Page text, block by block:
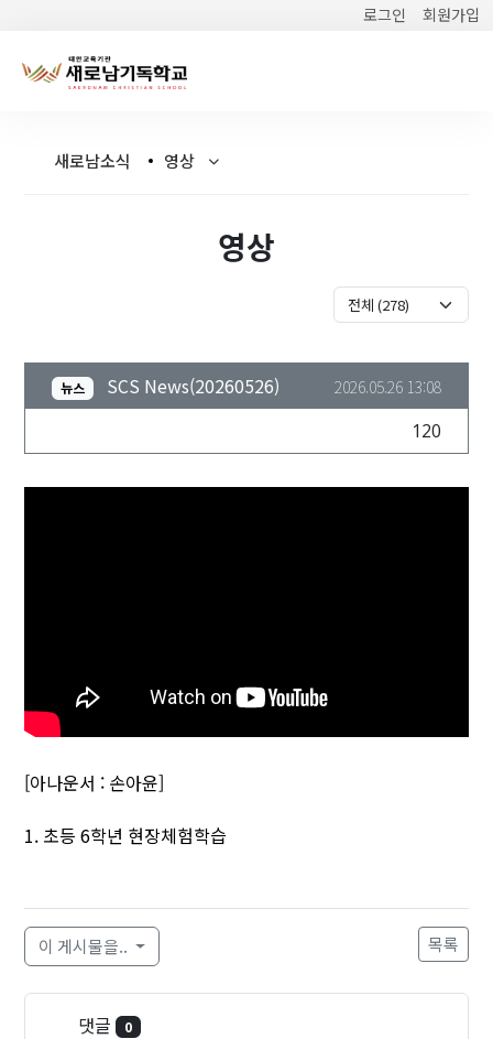
로그인 회원가입
새로남소식 영상
영상
뉴스 SCS News(20260526) 2026.05.26 13:08
120
[아나운서 : 손아윤]
1. 초등 6학년 현장체험학습
이 게시물을.. 목록
댓글 0